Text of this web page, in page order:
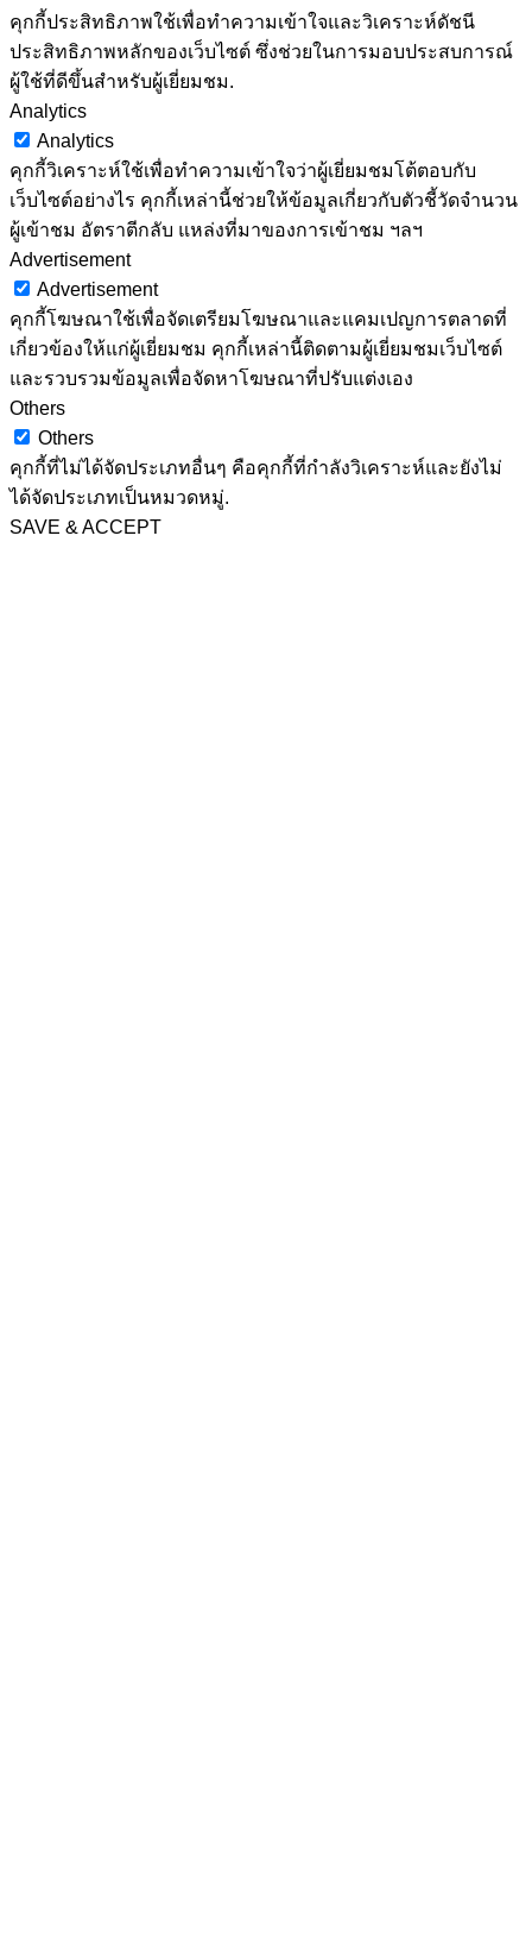
คุกกี้ประสิทธิภาพใช้เพื่อทำความเข้าใจและวิเคราะห์ดัชนี
ประสิทธิภาพหลักของเว็บไซต์ ซึ่งช่วยในการมอบประสบการณ์
ผู้ใช้ที่ดีขึ้นสำหรับผู้เยี่ยมชม.
Analytics
Analytics
คุกกี้วิเคราะห์ใช้เพื่อทำความเข้าใจว่าผู้เยี่ยมชมโต้ตอบกับ
เว็บไซต์อย่างไร คุกกี้เหล่านี้ช่วยให้ข้อมูลเกี่ยวกับตัวชี้วัดจำนวน
ผู้เข้าชม อัตราตีกลับ แหล่งที่มาของการเข้าชม ฯลฯ
Advertisement
Advertisement
คุกกี้โฆษณาใช้เพื่อจัดเตรียมโฆษณาและแคมเปญการตลาดที่
เกี่ยวข้องให้แก่ผู้เยี่ยมชม คุกกี้เหล่านี้ติดตามผู้เยี่ยมชมเว็บไซต์
และรวบรวมข้อมูลเพื่อจัดหาโฆษณาที่ปรับแต่งเอง
Others
Others
คุกกี้ที่ไม่ได้จัดประเภทอื่นๆ คือคุกกี้ที่กำลังวิเคราะห์และยังไม่
ได้จัดประเภทเป็นหมวดหมู่.
SAVE & ACCEPT